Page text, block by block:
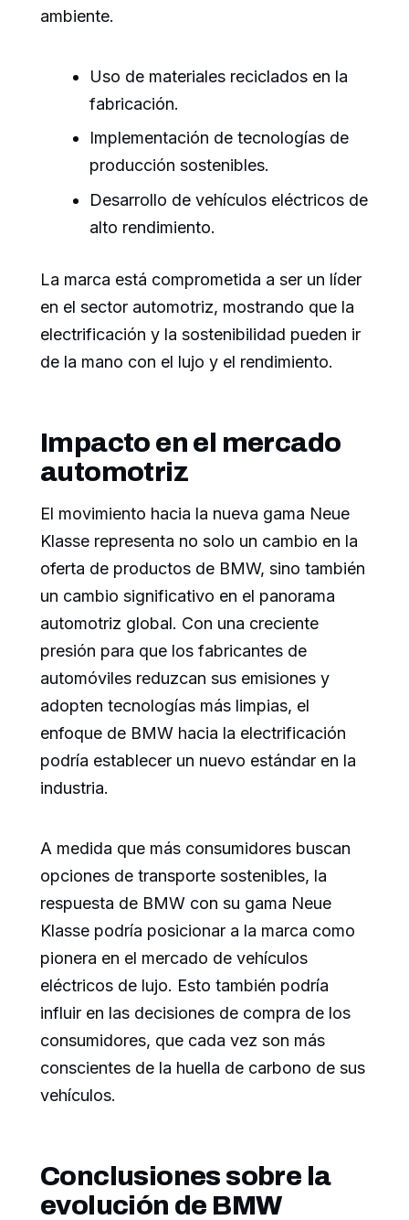
ambiente.
Uso de materiales reciclados en la
fabricación.
Implementación de tecnologías de
producción sostenibles.
Desarrollo de vehículos eléctricos de
alto rendimiento.
La marca está comprometida a ser un líder
en el sector automotriz, mostrando que la
electrificación y la sostenibilidad pueden ir
de la mano con el lujo y el rendimiento.
Impacto en el mercado
automotriz
El movimiento hacia la nueva gama Neue
Klasse representa no solo un cambio en la
oferta de productos de BMW, sino también
un cambio significativo en el panorama
automotriz global. Con una creciente
presión para que los fabricantes de
automóviles reduzcan sus emisiones y
adopten tecnologías más limpias, el
enfoque de BMW hacia la electrificación
podría establecer un nuevo estándar en la
industria.
A medida que más consumidores buscan
opciones de transporte sostenibles, la
respuesta de BMW con su gama Neue
Klasse podría posicionar a la marca como
pionera en el mercado de vehículos
eléctricos de lujo. Esto también podría
influir en las decisiones de compra de los
consumidores, que cada vez son más
conscientes de la huella de carbono de sus
vehículos.
Conclusiones sobre la
evolución de BMW